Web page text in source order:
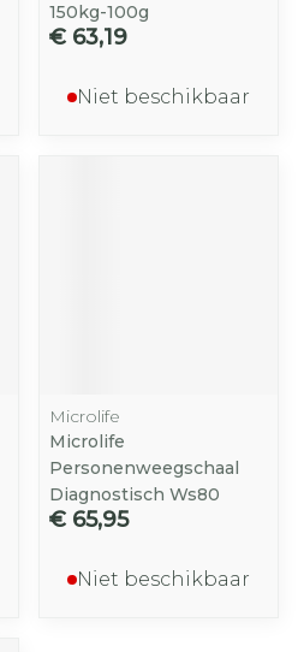
150kg-100g
€ 63,19
Niet beschikbaar
Microlife
Microlife
Personenweegschaal
Diagnostisch Ws80
€ 65,95
Niet beschikbaar